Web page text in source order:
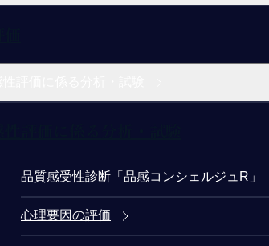
品質感受性診断「品感コンシェルジュR」
心理要因の評価